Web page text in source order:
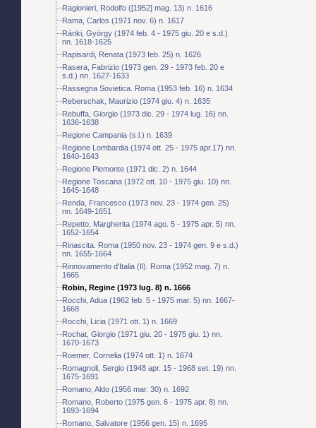
Ragionieri, Rodolfo ([1952] mag. 13) n. 1616
Rama, Carlos (1971 nov. 6) n. 1617
Ránki, György (1974 feb. 4 - 1975 giu. 20 e s.d.)
nn. 1618-1625
Rapisardi, Renata (1973 feb. 25) n. 1626
Rasera, Fabrizio (1973 gen. 29 - 1973 feb. 20 e
s.d.) nn. 1627-1633
Rassegna Sovietica. Roma (1953 feb. 16) n. 1634
Reberschak, Maurizio (1974 giu. 4) n. 1635
Rebuffa, Giorgio (1973 dic. 29 - 1974 lug. 16) nn.
1636-1638
Regione Campania (s.l.) n. 1639
Regione Lombardia (1974 ott. 25 - 1975 apr.17) nn.
1640-1643
Regione Piemonte (1971 dic. 2) n. 1644
Regione Toscana (1972 ott. 10 - 1975 giu. 10) nn.
1645-1648
Renda, Francesco (1973 nov. 23 - 1974 gen. 25)
nn. 1649-1651
Repetto, Margherita (1974 ago. 5 - 1975 apr. 5) nn.
1652-1654
Rinascita. Roma (1950 nov. 23 - 1974 gen. 9 e s.d.)
nn. 1655-1664
Rinnovamento d'Italia (Il). Roma (1952 mag. 7) n.
1665
Robin, Regine (1973 lug. 8) n. 1666
Rocchi, Adua (1962 feb. 5 - 1975 mar. 5) nn. 1667-
1668
Rocchi, Licia (1971 ott. 1) n. 1669
Rochat, Giorgio (1971 giu. 20 - 1975 giu. 1) nn.
1670-1673
Roemer, Cornelia (1974 ott. 1) n. 1674
Romagnoli, Sergio (1948 apr. 15 - 1968 set. 19) nn.
1675-1691
Romano, Aldo (1956 mar. 30) n. 1692
Romano, Roberto (1975 gen. 6 - 1975 apr. 8) nn.
1693-1694
Romano, Salvatore (1956 gen. 15) n. 1695